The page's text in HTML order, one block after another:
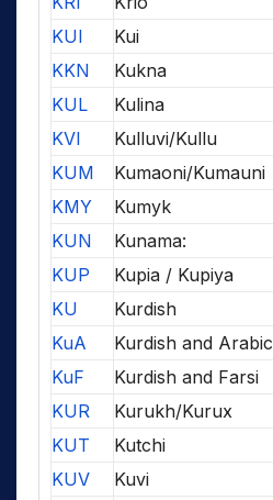
KUI
Kui
KKN
Kukna
KUL
Kulina
KVI
Kulluvi/Kullu
KUM
Kumaoni/Kumauni
KMY
Kumyk
KUN
Kunama:
KUP
Kupia / Kupiya
KU
Kurdish
KuA
Kurdish and Arabic
KuF
Kurdish and Farsi
KUR
Kurukh/Kurux
KUT
Kutchi
KUV
Kuvi